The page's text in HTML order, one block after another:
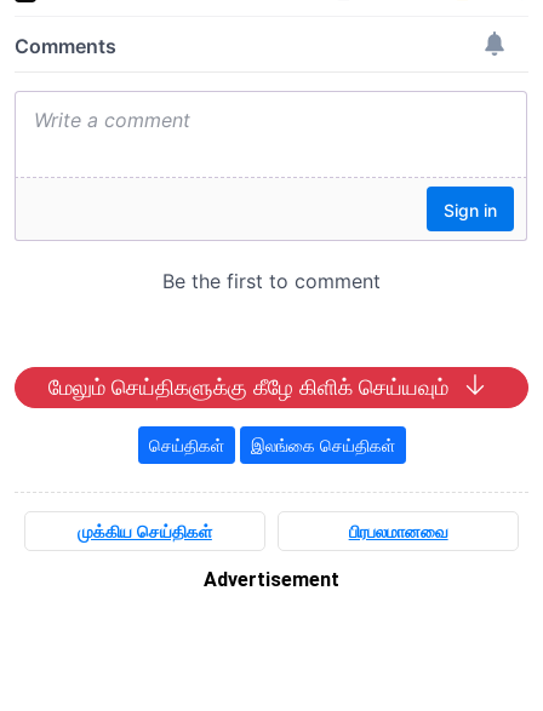
மேலும் செய்திகளுக்கு கீழே கிளிக் செய்யவும்
செய்திகள் இலங்கை செய்திகள்
முக்கிய செய்திகள் பிரபலமானவை
Advertisement